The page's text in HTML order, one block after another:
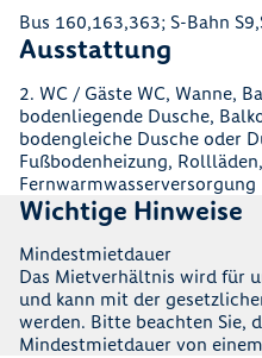
Bus 160,163,363; S-Bahn
Ausstattung
2. WC / Gäste WC, Wanne,
bodenliegende Dusche,
bodengleiche Dusche oder
Fußbodenheizung,
Fernwarmwasserversorgung
Wichtige Hinweise
Mindestmietdauer
Das Mietverhältnis wird für
und kann mit der
werden. Bitte beachten Sie,
Mindestmietdauer von